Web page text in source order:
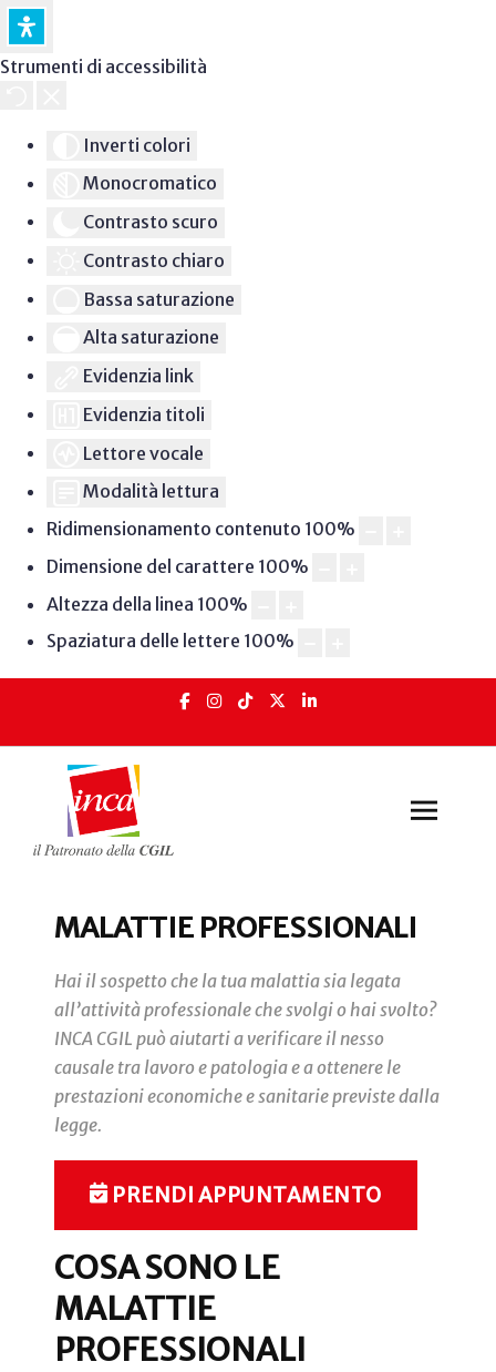
Strumenti di accessibilità
Inverti colori
Monocromatico
Contrasto scuro
Contrasto chiaro
Bassa saturazione
Alta saturazione
Evidenzia link
Evidenzia titoli
Lettore vocale
Modalità lettura
Ridimensionamento contenuto 100%
Dimensione del carattere 100%
Altezza della linea 100%
Spaziatura delle lettere 100%
MALATTIE PROFESSIONALI
Hai il sospetto che la tua malattia sia legata
all’attività professionale che svolgi o hai svolto?
INCA CGIL può aiutarti a verificare il nesso
causale tra lavoro e patologia e a ottenere le
prestazioni economiche e sanitarie previste dalla
legge.
PRENDI APPUNTAMENTO
COSA SONO LE
MALATTIE
PROFESSIONALI